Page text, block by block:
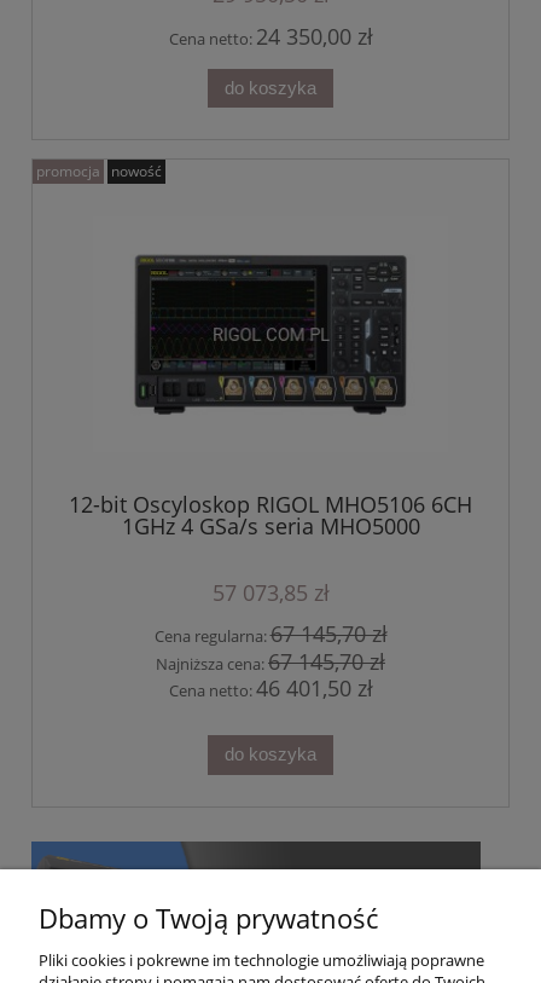
Cena netto: 24 350,00 zł
do koszyka
12-bit Oscyloskop RIGOL MHO5106 6CH
1GHz 4 GSa/s seria MHO5000
57 073,85 zł
Cena regularna:67 145,70 zł
Najniższa cena:67 145,70 zł
Cena netto:46 401,50 zł
do koszyka
promocja nowość
Dbamy o Twoją prywatność
Pliki cookies i pokrewne im technologie umożliwiają poprawne